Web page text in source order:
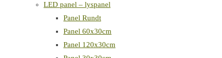
LED panel – lyspanel
Panel Rundt
Panel 60x30cm
Panel 120x30cm